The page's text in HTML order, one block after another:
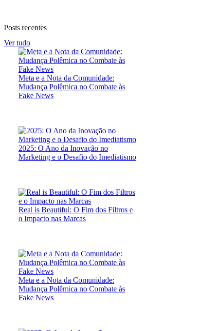
Posts recentes
Ver tudo
Meta e a Nota da Comunidade:
Mudança Polêmica no Combate às
Fake News
2025: O Ano da Inovação no
Marketing e o Desafio do Imediatismo
Real is Beautiful: O Fim dos Filtros e
o Impacto nas Marcas
Meta e a Nota da Comunidade:
Mudança Polêmica no Combate às
Fake News